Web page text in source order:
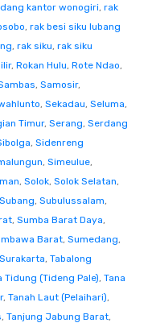
kantor wonogiri, rak
, rak besi siku lubang
, rak siku, rak siku
, Rokan Hulu, Rote Ndao,
, Samosir,
, Sekadau, Seluma,
Timur, Serang, Serdang
, Sidenreng
, Simeulue,
, Solok, Solok Selatan,
Subang, Subulussalam,
, Sumba Barat Daya,
Barat, Sumedang,
Surakarta, Tabalong
Tidung (Tideng Pale), Tana
, Tanah Laut (Pelaihari),
, Tanjung Jabung Barat,